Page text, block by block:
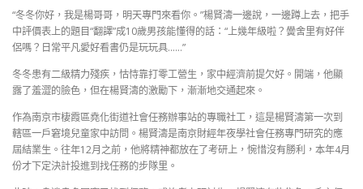
“冬冬你好，我是楊哥哥，明天專門來看你。”楊賢濤一邊說，一邊蹲上去，把手
中評價表上的題目“翻譯”成10歲男孩能懂得的話：“上幾年級啦？黌舍里有好伴
侶嗎？日常平凡愛好看書仍是玩玩具……”
冬冬患有二級精力殘疾，怙恃靠打零工營生，家中經濟前提欠好。開端，他顯
露了羞澀的臉色，但在楊賢濤的激勵下，漸漸地交通起來。
作為南京市棲霞區堯化街道社會任務辦事站的專職社工，這是楊賢濤第一次到
轄區一戶窘境兒童家中訪問。楊賢濤是南京財經年夜學社會任務專門研究的應
屆結業生。往年12月之前，他將精神都放在了考研上，惋惜沒有勝利，本年4月
份才下定決計投進到找任務的步隊里。